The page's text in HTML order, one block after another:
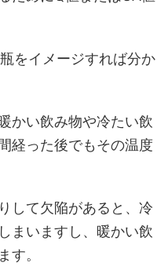
をイメージすれば分か
かい飲み物や冷たい飲
経った後でもその温度
して欠陥があると、冷
まいますし、暖かい飲
す。